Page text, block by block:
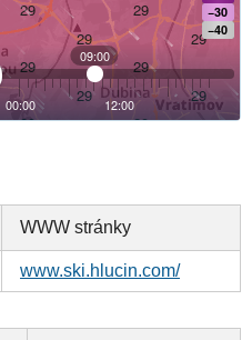
WWW stránky
www.ski.hlucin.com/